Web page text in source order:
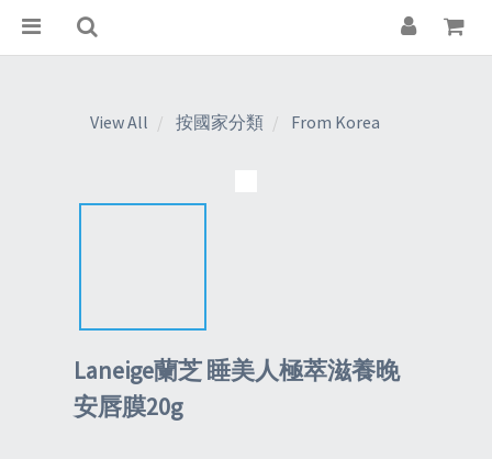
View All 按國家分類 From Korea
Laneige蘭芝 睡美人極萃滋養晚
安唇膜20g